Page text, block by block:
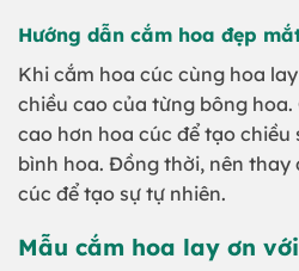
Hướng dẫn cắm hoa đẹp
Khi cắm hoa cúc cùng hoa
chiều cao của từng bông
cao hơn hoa cúc để tạo chiều
bình hoa. Đồng thời, nên thay
cúc để tạo sự tự nhiên.
Mẫu cắm hoa lay ơn